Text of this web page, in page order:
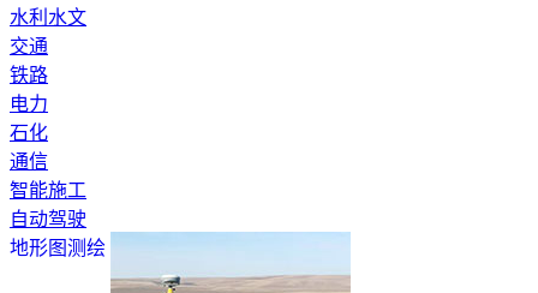
水利水文
交通
铁路
电力
石化
通信
智能施工
自动驾驶
地形图测绘